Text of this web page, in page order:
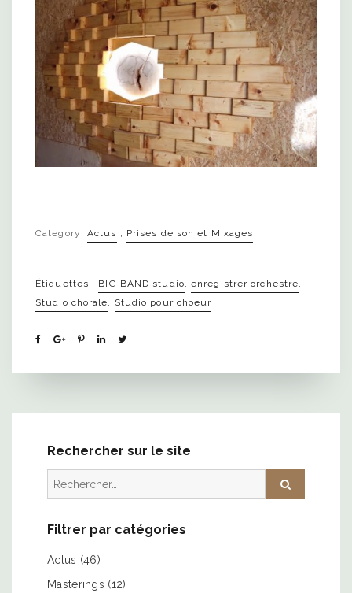
Category: Actus Prises de son et Mixages
Étiquettes : BIG BAND studio ,enregistrer orchestre
Studio chorale
Studio pour choeur
Rechercher sur le site
Rechercher :
Filtrer par catégories
Actus (46)
Masterings (12)